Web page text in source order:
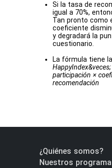
Si la tasa de
igual a 70%,
Tan pronto como
coeficiente
y degradará la
cuestionario.
La fórmula tiene
participación ×
recomendación
¿Quiénes somos?
Nuestros